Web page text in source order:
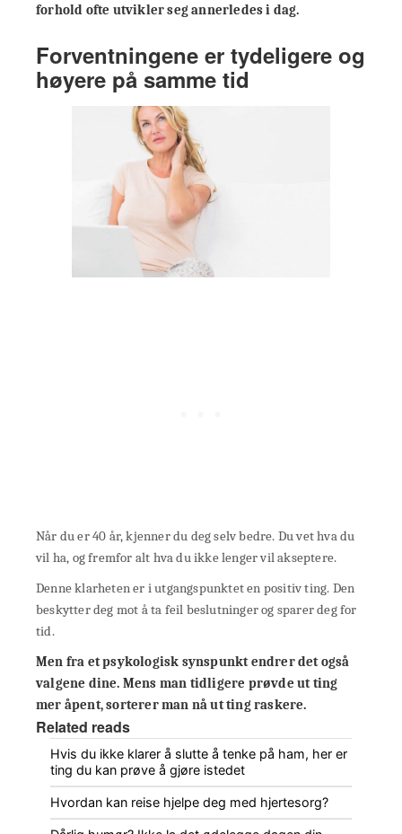
forhold ofte utvikler seg annerledes i dag.
Forventningene er tydeligere og
høyere på samme tid
Når du er 40 år, kjenner du deg selv bedre. Du vet hva du
vil ha, og fremfor alt hva du ikke lenger vil akseptere.
Denne klarheten er i utgangspunktet en positiv ting. Den
beskytter deg mot å ta feil beslutninger og sparer deg for
tid.
Men fra et psykologisk synspunkt endrer det også
valgene dine. Mens man tidligere prøvde ut ting
mer åpent, sorterer man nå ut ting raskere.
Related reads
Hvis du ikke klarer å slutte å tenke på ham, her er
ting du kan prøve å gjøre istedet
Hvordan kan reise hjelpe deg med hjertesorg?